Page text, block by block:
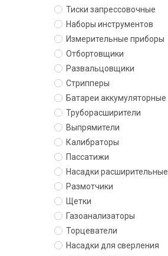
Тиски запрессовочные
Наборы инструментов
Измерительные приборы
Отбортовщики
Развальцовщики
Стрипперы
Батареи аккумуляторные
Труборасширители
Выпрямители
Калибраторы
Пассатижи
Насадки расширительные
Размотчики
Щетки
Газоанализаторы
Торцеватели
Насадки для сверления